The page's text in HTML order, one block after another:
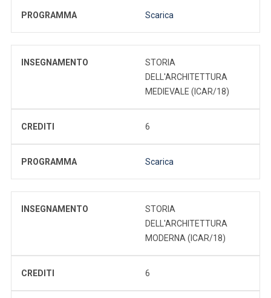
PROGRAMMA Scarica
INSEGNAMENTO
STORIA
DELL'ARCHITETTURA
MEDIEVALE (ICAR/18)
CREDITI 6
PROGRAMMA Scarica
INSEGNAMENTO
STORIA
DELL'ARCHITETTURA
MODERNA (ICAR/18)
CREDITI 6